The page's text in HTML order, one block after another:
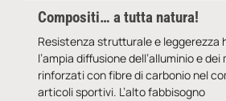
Compositi… a tutta natura!
Resistenza strutturale e leggerezza
l’ampia diffusione dell’alluminio e
rinforzati con fibre di carbonio nel
articoli sportivi. L’alto fabbisogno